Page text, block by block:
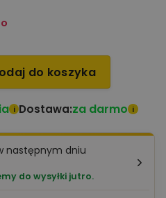
do koszyka
i Dostawa:za darmo i
następnym dniu
do wysyłki jutro.